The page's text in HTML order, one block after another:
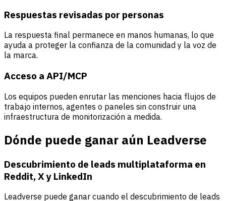
Respuestas revisadas por personas
La respuesta final permanece en manos humanas, lo que
ayuda a proteger la confianza de la comunidad y la voz de
la marca.
Acceso a API/MCP
Los equipos pueden enrutar las menciones hacia flujos de
trabajo internos, agentes o paneles sin construir una
infraestructura de monitorización a medida.
Dónde puede ganar aún Leadverse
Descubrimiento de leads multiplataforma en
Reddit, X y LinkedIn
Leadverse puede ganar cuando el descubrimiento de leads